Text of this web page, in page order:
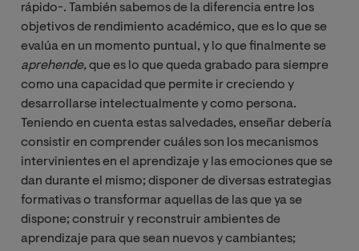
rápido-. También sabemos de la diferencia entre los
objetivos de rendimiento académico, que es lo que se
evalúa en un momento puntual, y lo que finalmente se
aprehende,que es lo que queda grabado para siempre
como una capacidad que permite ir creciendo y
desarrollarse intelectualmente y como persona.
Teniendo en cuenta estas salvedades, enseñar debería
consistir en comprender cuáles son los mecanismos
intervinientes en el aprendizaje y las emociones que se
dan durante el mismo; disponer de diversas estrategias
formativas o transformar aquellas de las que ya se
dispone; construir y reconstruir ambientes de
aprendizaje para que sean nuevos y cambiantes;